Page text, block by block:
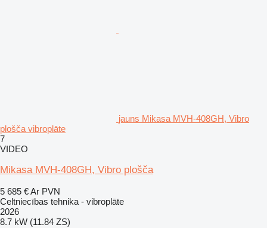
jauns Mikasa MVH-408GH, Vibro
plošča vibroplāte
7
VIDEO
Mikasa MVH-408GH, Vibro plošča
5 685 €Ar PVN
Celtniecības tehnika - vibroplāte
2026
8.7 kW (11.84 ZS)